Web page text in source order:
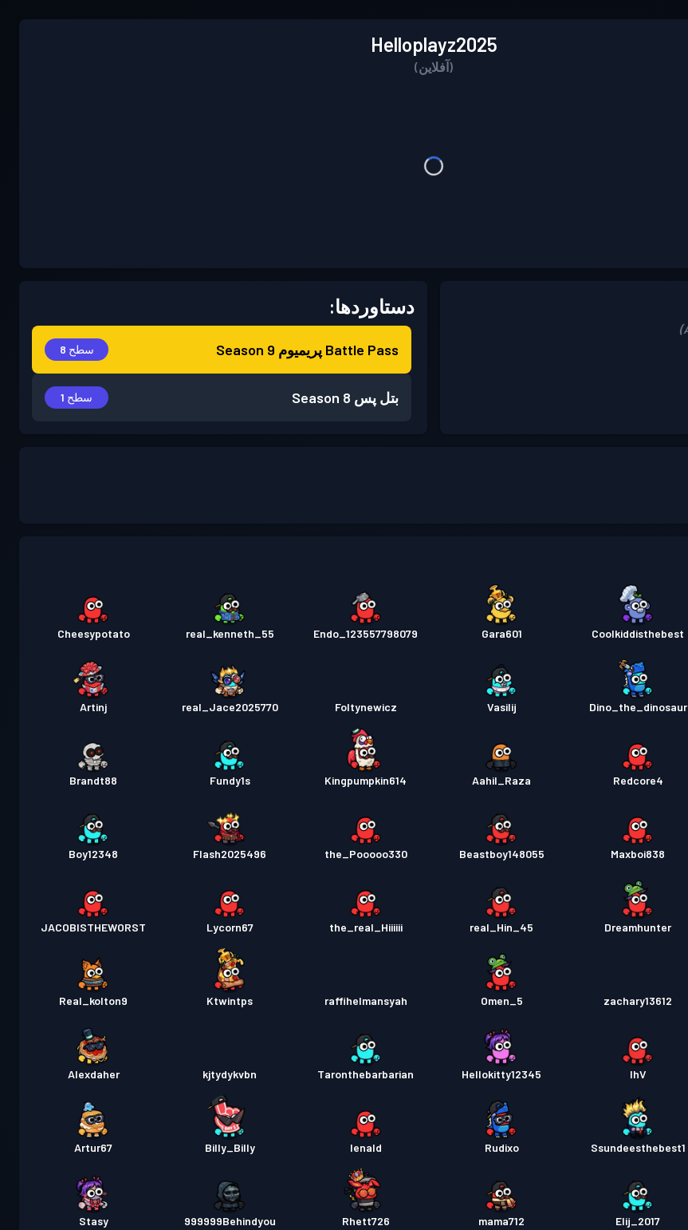
Helloplayz2025
(آفلاین)
دستاوردها:
Battle Pass پریمیوم Season 9 سطح 8
بتل پس Season 8 سطح 1
Coolkiddisthebest
Gara601
Endo_123557798079
real_kenneth_55
Cheesypotato
Dino_the_dinosaur
Vasilij
Foltynewicz
real_Jace2025770
Artinj
Redcore4
Aahil_Raza
Kingpumpkin614
Fundy1s
Brandt88
Maxboi838
Beastboy148055
the_Pooooo330
Flash2025496
Boy12348
Dreamhunter
real_Hin_45
the_real_Hiiiiii
Lycorn67
JACOBISTHEWORST
zachary13612
Omen_5
raffihelmansyah
Ktwintps
Real_kolton9
IhV
Hellokitty12345
Taronthebarbarian
kjtydykvbn
Alexdaher
Ssundeesthebest1
Rudixo
lenald
Billy_Billy
Artur67
2017_Elij
mama712
Rhett726
999999Behindyou
Stasy